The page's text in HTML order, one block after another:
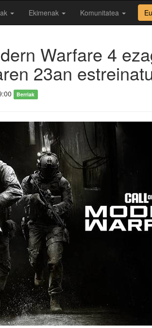
Ekimenak Komunitatea
Warfare 4
23an
Berriak